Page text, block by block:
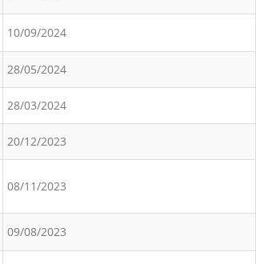
10/09/2024
28/05/2024
28/03/2024
20/12/2023
08/11/2023
09/08/2023